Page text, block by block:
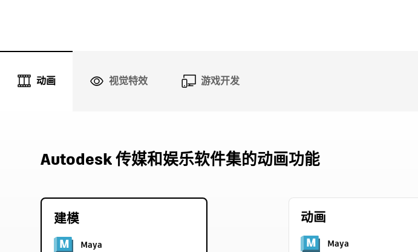
动画 视觉特效 游戏开发
Autodesk 传媒和娱乐软件集的动画功能
建模
Maya
动画
Maya